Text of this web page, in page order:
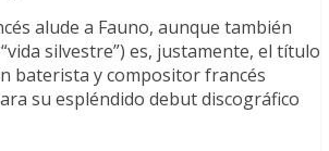
alude a Fauno, aunque también
silvestre”) es, justamente, el título
baterista y compositor francés
su espléndido debut discográfico